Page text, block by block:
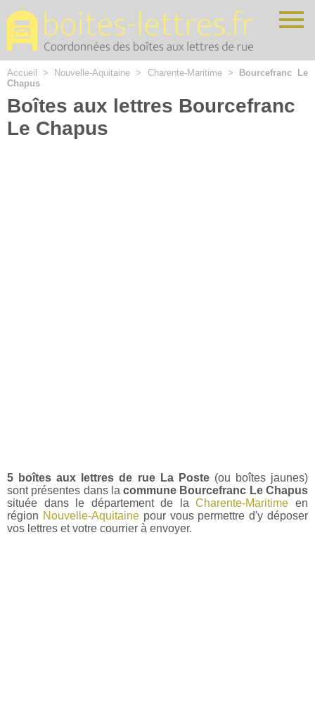
Accueil > Nouvelle-Aquitaine > Charente-Maritime>
Bourcefranc Le
Chapus
Boîtes aux lettres Bourcefranc
Le Chapus
5 boîtes aux lettres de rue La Poste(ou boîtes jaunes)
sont présentes dans lacommune Bourcefranc Le Chapus
située dans le département de laCharente-Maritime en
région Nouvelle-Aquitainepour vous permettre d'y déposer
vos lettres et votre courrier à envoyer.